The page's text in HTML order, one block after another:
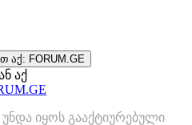
აქ: FORUM.GE
აქ
იყოს გააქტიურებული